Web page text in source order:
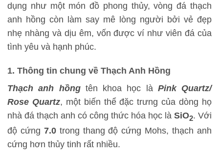
dụng như một món đồ phong thủy, vòng đá thạch
anh hồng còn làm say mê lòng người bởi vẻ đẹp
nhẹ nhàng và dịu êm, vốn được ví như viên đá của
tình yêu và hạnh phúc.
1. Thông tin chung về Thạch Anh Hồng
Thạch anh hồng tên khoa học là Pink Quartz/
Rose Quartz, một biến thể đặc trưng của dòng họ
nhà đá thạch anh có công thức hóa học là SiO2. Với
độ cứng 7.0trong thang độ cứng Mohs, thạch anh
cứng hơn thủy tinh rất nhiều.